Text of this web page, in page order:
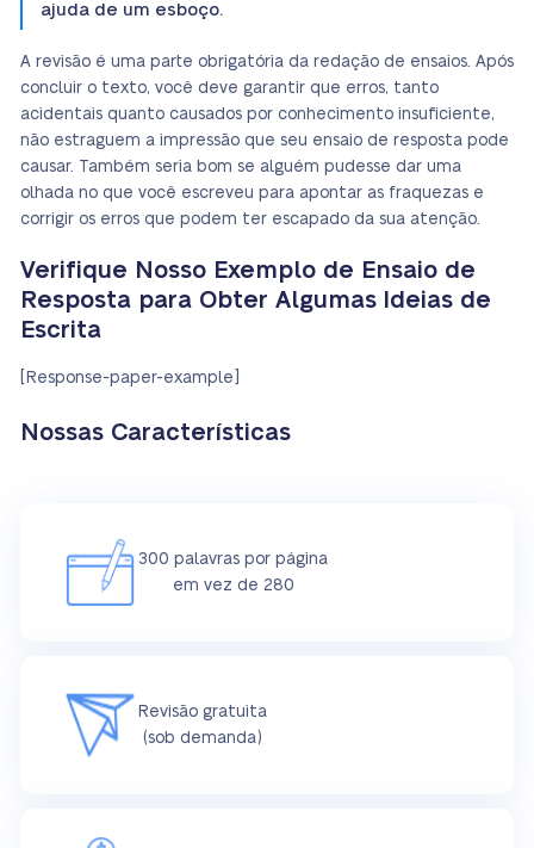
ajuda de um esboço.
A revisão é uma parte obrigatória da redação de ensaios. Após
concluir o texto, você deve garantir que erros, tanto
acidentais quanto causados por conhecimento insuficiente,
não estraguem a impressão que seu ensaio de resposta pode
causar. Também seria bom se alguém pudesse dar uma
olhada no que você escreveu para apontar as fraquezas e
corrigir os erros que podem ter escapado da sua atenção.
Verifique Nosso Exemplo de Ensaio de
Resposta para Obter Algumas Ideias de
Escrita
[Response-paper-example]
Nossas Características
300 palavras por página
em vez de 280
Revisão gratuita
(sob demanda)